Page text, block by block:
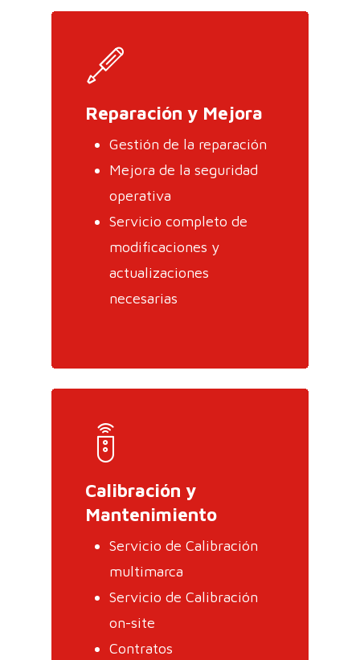
Reparación y Mejora
Gestión de la reparación
Mejora de la seguridad
operativa
Servicio completo de
modificaciones y
actualizaciones
necesarias
Calibración y
Mantenimiento
Servicio de Calibración
multimarca
Servicio de Calibración
on-site
Contratos